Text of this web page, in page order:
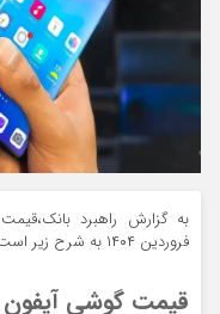
فروردین ۱۴۰۴ به شرح زیر است:
قیمت گوشی آیفون